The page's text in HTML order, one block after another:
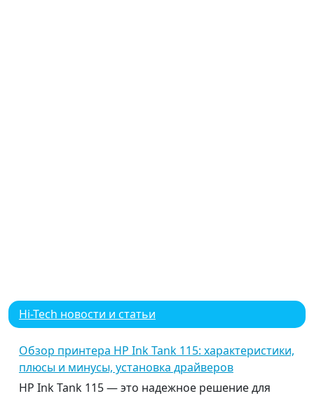
Hi-Tech новости и статьи
Обзор принтера HP Ink Tank 115: характеристики,
плюсы и минусы, установка драйверов
HP Ink Tank 115 — это надежное решение для